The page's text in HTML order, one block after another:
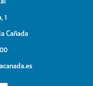
1
Cañada